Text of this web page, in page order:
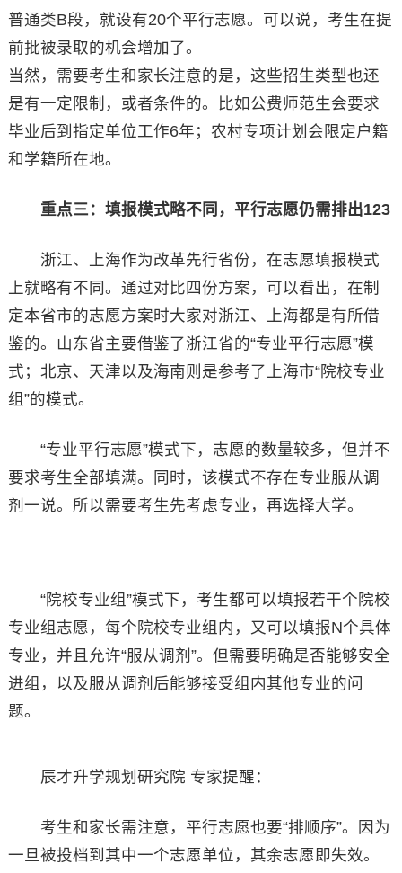
普通类B段，就设有20个平行志愿。可以说，考生在提
前批被录取的机会增加了。
当然，需要考生和家长注意的是，这些招生类型也还
是有一定限制，或者条件的。比如公费师范生会要求
毕业后到指定单位工作6年；农村专项计划会限定户籍
和学籍所在地。
重点三：填报模式略不同，平行志愿仍需排出123
浙江、上海作为改革先行省份，在志愿填报模式
上就略有不同。通过对比四份方案，可以看出，在制
定本省市的志愿方案时大家对浙江、上海都是有所借
鉴的。山东省主要借鉴了浙江省的“专业平行志愿”模
式；北京、天津以及海南则是参考了上海市“院校专业
组”的模式。
“专业平行志愿”模式下，志愿的数量较多，但并不
要求考生全部填满。同时，该模式不存在专业服从调
剂一说。所以需要考生先考虑专业，再选择大学。
“院校专业组”模式下，考生都可以填报若干个院校
专业组志愿，每个院校专业组内，又可以填报N个具体
专业，并且允许“服从调剂”。但需要明确是否能够安全
进组，以及服从调剂后能够接受组内其他专业的问
题。
辰才升学规划研究院 专家提醒：
考生和家长需注意，平行志愿也要“排顺序”。因为
一旦被投档到其中一个志愿单位，其余志愿即失效。